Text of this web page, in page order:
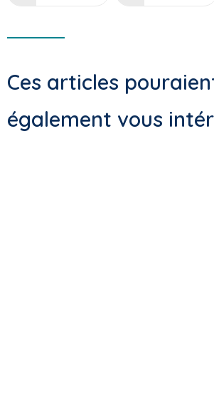
Ces articles
également vous